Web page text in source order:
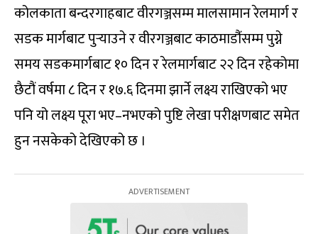
कोलकाता बन्दरगाहबाट वीरगञ्जसम्म मालसामान रेलमार्ग र
सडक मार्गबाट पुर्‍याउने र वीरगञ्जबाट काठमाडौंंसम्म पुग्ने
समय सडकमार्गबाट १० दिन र रेलमार्गबाट २२ दिन रहेकोमा
छैटौं वर्षमा ८ दिन र १७.६ दिनमा झार्ने लक्ष्य राखिएको भए
पनि यो लक्ष्य पूरा भए–नभएको पुष्टि लेखा परीक्षणबाट समेत
हुन नसकेको देखिएको छ ।